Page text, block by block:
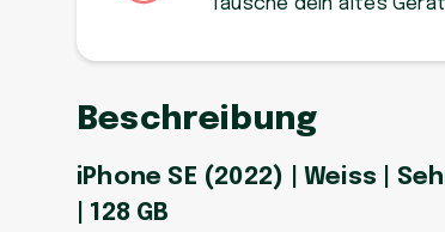
Tausche dein altes
Beschreibung
iPhone SE (2022) | Weiss |
| 128 GB